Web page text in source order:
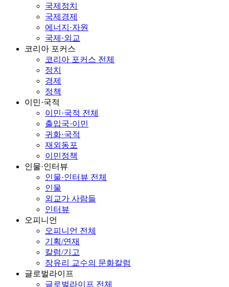
국제정치
국제경제
에너지·자원
국제·외교
코리아 포커스
코리아 포커스 전체
정치
경제
정책
이민·국적
이민·국적 전체
출입국·이민
귀화·국적
재외동포
이민정책
인물·인터뷰
인물·인터뷰 전체
인물
외교가 사람들
인터뷰
오피니언
오피니언 전체
기획/연재
칼럼/기고
장유리 교수의 문화칼럼
글로벌라이프
글로벌라이프 전체